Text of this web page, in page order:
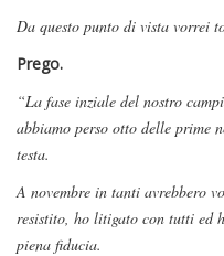
Da questo punto di vista vorrei
Prego.
“La fase inziale del nostro
abbiamo perso otto delle prime
testa.
A novembre in tanti avrebbero
resistito, ho litigato con tutti ed
piena fiducia.